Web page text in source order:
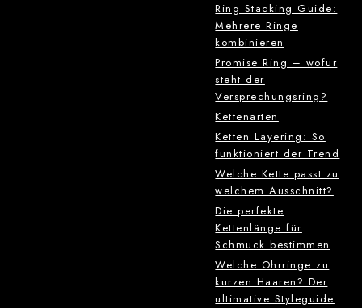
Ring Stacking Guide:
Mehrere Ringe
kombinieren
Promise Ring – wofür
steht der
Versprechungsring?
Kettenarten
Ketten Layering: So
funktioniert der Trend
Welche Kette passt zu
welchem Ausschnitt?
Die perfekte
Kettenlänge für
Schmuck bestimmen
Welche Ohrringe zu
kurzen Haaren? Der
ultimative Styleguide